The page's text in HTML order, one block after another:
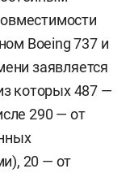
Boeing 737 и
заявляется
которых 487 —
290 — от
20 — от